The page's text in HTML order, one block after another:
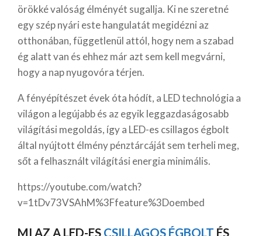
örökké valóság élményét sugallja. Ki ne szeretné
egy szép nyári este hangulatát megidézni az
otthonában, függetlenül attól, hogy nem a szabad
ég alatt van és ehhez már azt sem kell megvárni,
hogy a nap nyugovóra térjen.
A fényépítészet évek óta hódít, a LED technológia a
világon a legújabb és az egyik leggazdaságosabb
világítási megoldás, így a LED-es csillagos égbolt
által nyújtott élmény pénztárcáját sem terheli meg,
sőt a felhasznált világítási energia minimális.
https://youtube.com/watch?
v=1tDv73VSAhM%3Ffeature%3Doembed
MI AZ A LED-ES CSILLAGOS ÉGBOLT ÉS